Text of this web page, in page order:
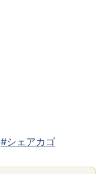
#シェアカゴ